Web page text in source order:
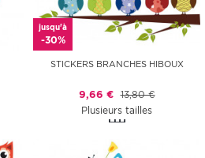
jusqu'à
-30%
STICKERS BRANCHES HIBOUX
9,66 € 13,80 €
Plusieurs tailles